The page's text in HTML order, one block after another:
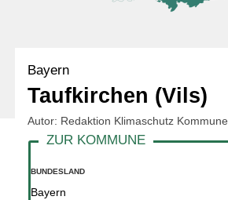
Bayern
Taufkirchen (Vils)
Autor: Redaktion Klimaschutz Kommune
BUNDESLAND
Bayern